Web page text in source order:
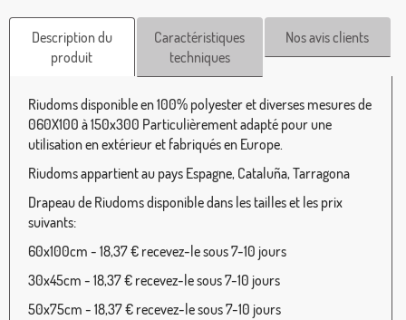
Description du
produit
Caractéristiques
techniques
Nos avis clients
Riudoms disponible en 100% polyester et diverses mesures de
060X100 à 150x300 Particulièrement adapté pour une
utilisation en extérieur et fabriqués en Europe.
Riudoms appartient au pays Espagne, Cataluña, Tarragona
Drapeau de Riudoms disponible dans les tailles et les prix
suivants:
60x100cm - 18,37 € recevez-le sous 7-10 jours
30x45cm - 18,37 € recevez-le sous 7-10 jours
50x75cm - 18,37 € recevez-le sous 7-10 jours